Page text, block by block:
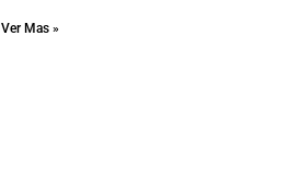
Ver Mas »